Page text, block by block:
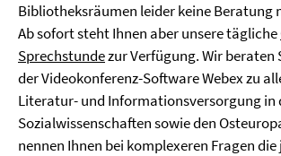
Bibliotheksräumen leider keine Beratung
Ab sofort steht Ihnen aber unsere tägliche
Sprechstundezur Verfügung. Wir
der Videokonferenz-Software Webex zu
Literatur- und Informationsversorgung in
Sozialwissenschaften sowie den
nennen Ihnen bei komplexeren Fragen